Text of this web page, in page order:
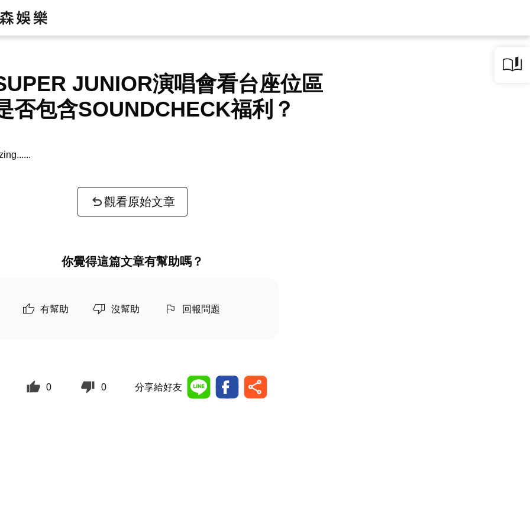
JUNIOR演唱會看台座位區
否包含SOUNDCHECK福利？
觀看原始文章
你覺得這篇文章有幫助嗎？
有幫助 沒幫助 回報問題
0 0 分享給好友